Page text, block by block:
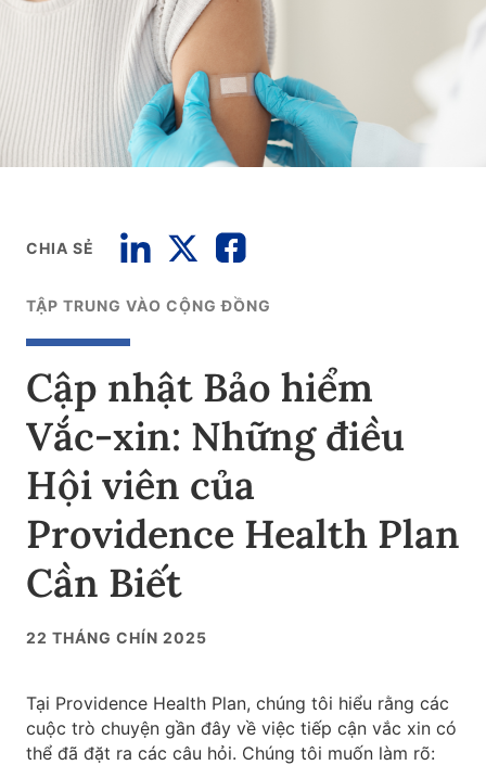
CHIA SẺ
TẬP TRUNG VÀO CỘNG ĐỒNG
Cập nhật Bảo hiểm
Vắc-xin: Những điều
Hội viên của
Providence Health Plan
Cần Biết
22 THÁNG CHÍN 2025
Tại Providence Health Plan, chúng tôi hiểu rằng các
cuộc trò chuyện gần đây về việc tiếp cận vắc xin có
thể đã đặt ra các câu hỏi. Chúng tôi muốn làm rõ: